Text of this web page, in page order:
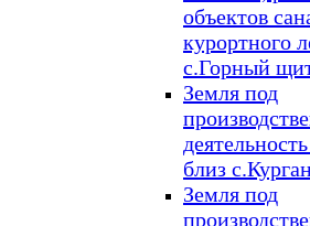
объектов
курортного
с.Горный
Земля под
близ
Земля под